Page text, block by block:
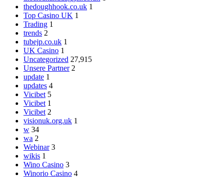
thedoughhook.co.uk 1
Top Casino UK 1
Trading 1
trends 2
tubejp.co.uk 1
UK Casino 1
Uncategorized 27,915
Unsere Partner 2
update 1
updates 4
Vicibet 5
Vicibet 1
Vicibet 2
visionuk.org.uk 1
w 34
wa 2
Webinar 3
wikis 1
Wino Casino 3
Winorio Casino 4